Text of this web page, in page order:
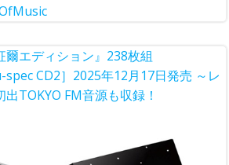
爾エディション』238枚組
spec CD2］2025年12月17日発売 ～レ
TOKYO FM音源も収録！